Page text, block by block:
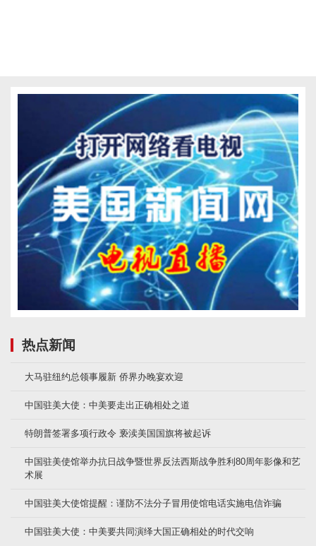
热点新闻
大马驻纽约总领事履新 侨界办晚宴欢迎
中国驻美大使：中美要走出正确相处之道
特朗普签署多项行政令 亵渎美国国旗将被起诉
中国驻美使馆举办抗日战争暨世界反法西斯战争胜利80周年影像和艺
术展
中国驻美大使馆提醒：谨防不法分子冒用使馆电话实施电信诈骗
中国驻美大使：中美要共同演绎大国正确相处的时代交响